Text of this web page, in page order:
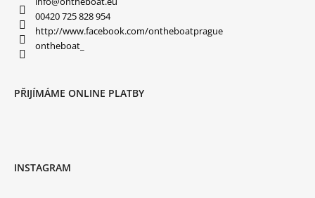
00420 725 828 954
http://www.facebook.com/ontheboatprague
ontheboat_
PŘIJÍMÁME ONLINE PLATBY
INSTAGRAM